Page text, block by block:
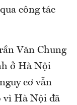
công tác
Văn Chung
ở Hà Nội
cơ vẫn
vì Hà Nội đã